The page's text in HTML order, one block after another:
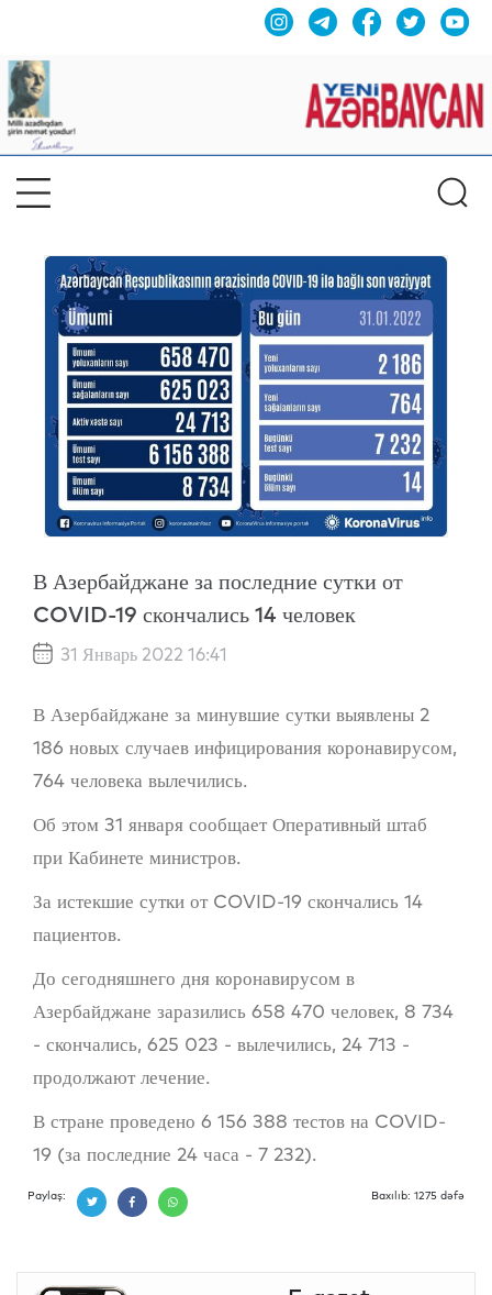
В Азербайджане за последние сутки от
COVID-19 скончались 14 человек
31 Январь 2022 16:41
В Азербайджане за минувшие сутки выявлены 2
186 новых случаев инфицирования коронавирусом,
764 человека вылечились.
Об этом 31 января сообщает Оперативный штаб
при Кабинете министров.
За истекшие сутки от COVID-19 скончались 14
пациентов.
До сегодняшнего дня коронавирусом в
Азербайджане заразились 658 470 человек, 8 734
- скончались, 625 023 - вылечились, 24 713 -
продолжают лечение.
В стране проведено 6 156 388 тестов на COVID-
19 (за последние 24 часа - 7 232).
Paylaş: Baxılıb: 1275 dəfə